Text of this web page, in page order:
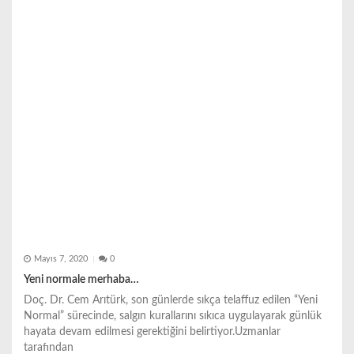
Mayıs 7, 2020 0
Yeni normale merhaba…
Doç. Dr. Cem Arıtürk, son günlerde sıkça telaffuz edilen “Yeni
Normal” sürecinde, salgın kurallarını sıkıca uygulayarak günlük
hayata devam edilmesi gerektiğini belirtiyor.Uzmanlar
tarafından